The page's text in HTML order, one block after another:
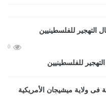
0
للفلسطينيين